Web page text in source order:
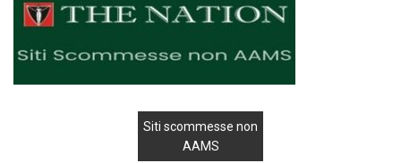
Siti scommesse non
AAMS